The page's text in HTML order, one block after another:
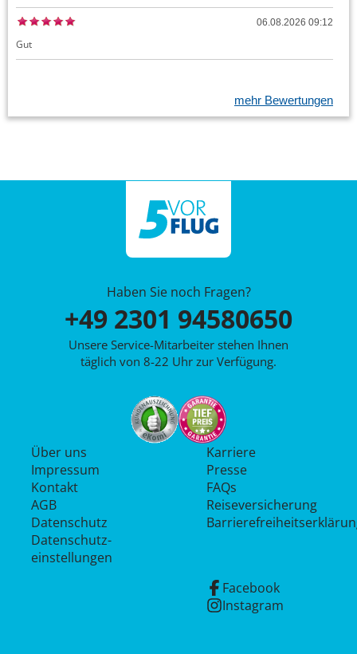
06.08.2026 09:12
Gut
mehr Bewertungen
Haben Sie noch Fragen?
+49 2301 94580650
Unsere Service-Mitarbeiter stehen Ihnen
täglich von 8-22 Uhr zur Verfügung.
Über uns
Impressum
Kontakt
AGB
Datenschutz
Datenschutz­
einstellungen
Karriere
Presse
FAQs
Reiseversicherung
Facebook
Instagram